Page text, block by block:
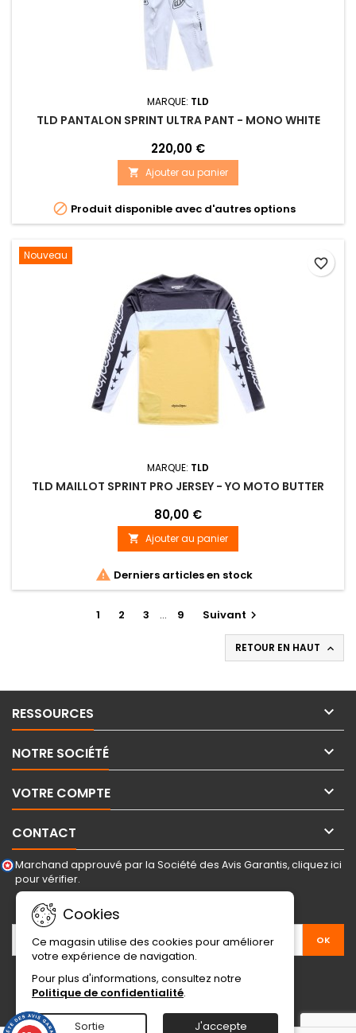
MARQUE: TLD
TLD PANTALON SPRINT ULTRA PANT - MONO WHITE
220,00 €
 Ajouter au panier
 Produit disponible avec d'autres options
Nouveau
MARQUE: TLD
TLD MAILLOT SPRINT PRO JERSEY - YO MOTO BUTTER
80,00 €
 Ajouter au panier
 Derniers articles en stock
favorite_border
1 2 3 … 9 Suivant 
RETOUR EN HAUT 
RESSOURCES 
NOTRE SOCIÉTÉ 
VOTRE COMPTE 
CONTACT 
Cookies
Ce magasin utilise des cookies pour améliorer
votre expérience de navigation.
Pour plus d'informations, consultez notre
Politique de confidentialité.
Sortie J'accepte
Marchand approuvé par la Société des Avis Garantis,cliquez ici
pour vérifier.
LETTRE D'INFORMATIONS